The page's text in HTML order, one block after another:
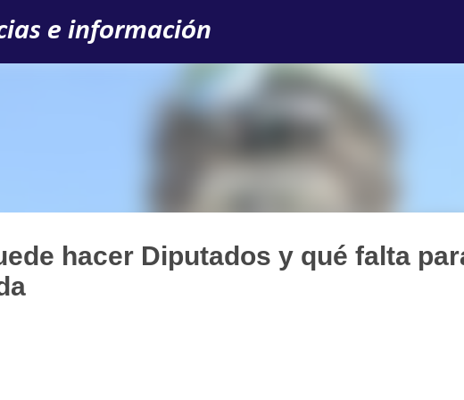
Ir al contenido principal
e información
hacer Diputados y qué falta